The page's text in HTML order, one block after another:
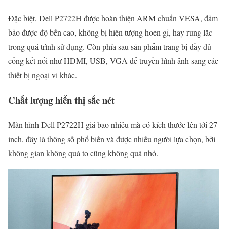
Đặc biệt, Dell P2722H được hoàn thiện ARM chuẩn VESA, đảm
bảo được độ bền cao, không bị hiện tượng hoen gỉ, hay rung lắc
trong quá trình sử dụng. Còn phía sau sản phẩm trang bị đầy đủ
cổng kết nối như HDMI, USB, VGA để truyền hình ảnh sang các
thiết bị ngoại vi khác.
Chất lượng hiển thị sắc nét
Màn hình Dell P2722H giá bao nhiêu mà có kích thước lên tới 27
inch, đây là thông số phổ biến và được nhiều người lựa chọn, bởi
không gian không quá to cũng không quá nhỏ.